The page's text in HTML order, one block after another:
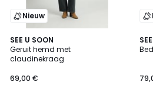
Nieuw
SEE U SOON
Geruit hemd met
claudinekraag
€.
69,00 €